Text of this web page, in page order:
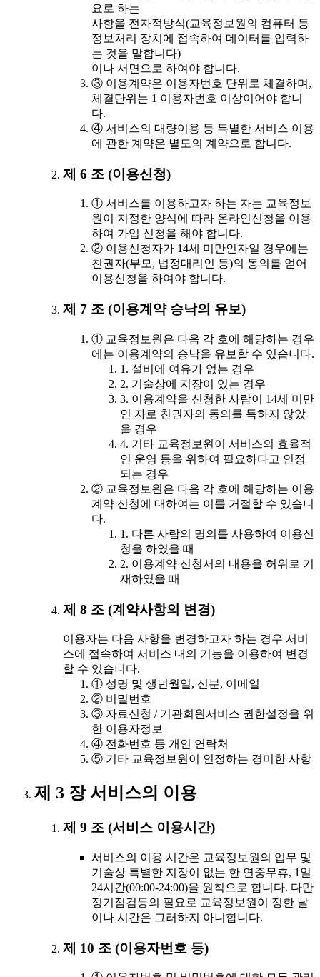
요로 하는
사항을 전자적방식(교육정보원의 컴퓨터 등
정보처리 장치에 접속하여 데이터를 입력하
는 것을 말합니다)
이나 서면으로 하여야 합니다.
③ 이용계약은 이용자번호 단위로 체결하며,
체결단위는 1 이용자번호 이상이어야 합니
다.
④ 서비스의 대량이용 등 특별한 서비스 이용
에 관한 계약은 별도의 계약으로 합니다.
제 6 조 (이용신청)
① 서비스를 이용하고자 하는 자는 교육정보
원이 지정한 양식에 따라 온라인신청을 이용
하여 가입 신청을 해야 합니다.
② 이용신청자가 14세 미만인자일 경우에는
친권자(부모, 법정대리인 등)의 동의를 얻어
이용신청을 하여야 합니다.
제 7 조 (이용계약 승낙의 유보)
① 교육정보원은 다음 각 호에 해당하는 경우
에는 이용계약의 승낙을 유보할 수 있습니다.
1. 설비에 여유가 없는 경우
2. 기술상에 지장이 있는 경우
3. 이용계약을 신청한 사람이 14세 미만
인 자로 친권자의 동의를 득하지 않았
을 경우
4. 기타 교육정보원이 서비스의 효율적
인 운영 등을 위하여 필요하다고 인정
되는 경우
② 교육정보원은 다음 각 호에 해당하는 이용
계약 신청에 대하여는 이를 거절할 수 있습니
다.
1. 다른 사람의 명의를 사용하여 이용신
청을 하였을 때
2. 이용계약 신청서의 내용을 허위로 기
재하였을 때
제 8 조 (계약사항의 변경)
이용자는 다음 사항을 변경하고자 하는 경우 서비
스에 접속하여 서비스 내의 기능을 이용하여 변경
할 수 있습니다.
① 성명 및 생년월일, 신분, 이메일
② 비밀번호
③ 자료신청 / 기관회원서비스 권한설정을 위
한 이용자정보
④ 전화번호 등 개인 연락처
⑤ 기타 교육정보원이 인정하는 경미한 사항
제 3 장 서비스의 이용
제 9 조 (서비스 이용시간)
서비스의 이용 시간은 교육정보원의 업무 및
기술상 특별한 지장이 없는 한 연중무휴, 1일
24시간(00:00-24:00)을 원칙으로 합니다. 다만
정기점검등의 필요로 교육정보원이 정한 날
이나 시간은 그러하지 아니합니다.
제 10 조 (이용자번호 등)